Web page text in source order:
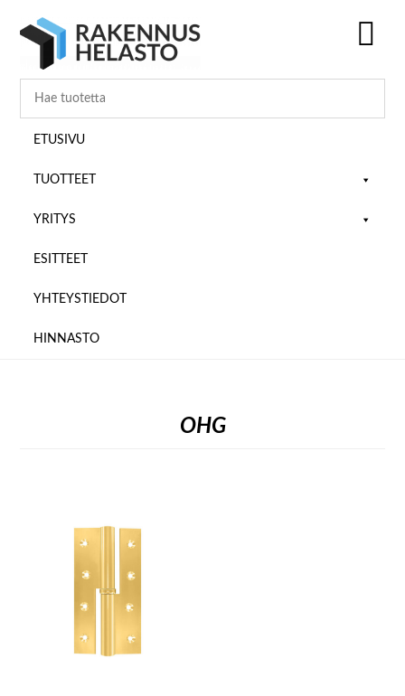
pääsisältöön
ensisijaiseen
alatunnisteeseen
ETUSIVU
TUOTTEET
YRITYS
ESITTEET
YHTEYSTIEDOT
HINNASTO
OHG